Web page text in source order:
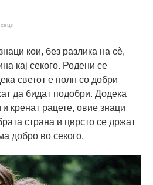
кои, без разлика на сè,
кај секого. Родени се
светот е полн со добри
да бидат подобри. Додека
кренат рацете, овие знаци
страна и цврсто се држат
добро во секого.